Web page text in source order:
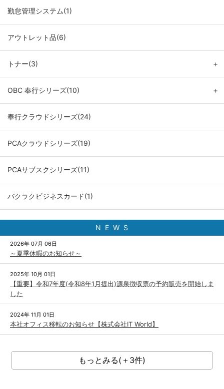
勤怠管理システム(1)
アウトレット品(6)
トナー(3) ＋
OBC 奉行シリーズ(10) ＋
奉行クラウドシリーズ(24)
PCAクラウドシリーズ(19)
PCAサブスクシリーズ(11)
バクラクビジネスカード(1)
N E W S
2026年 07月 06日
～夏季休暇のお知らせ～
2025年 10月 01日
【重要】令和7年度(令和8年1月提出)源泉徴収票の予約販売を開始しま
した
2024年 11月 01日
本社オフィス移転のお知らせ【株式会社IT World】
もっとみる(＋3件)